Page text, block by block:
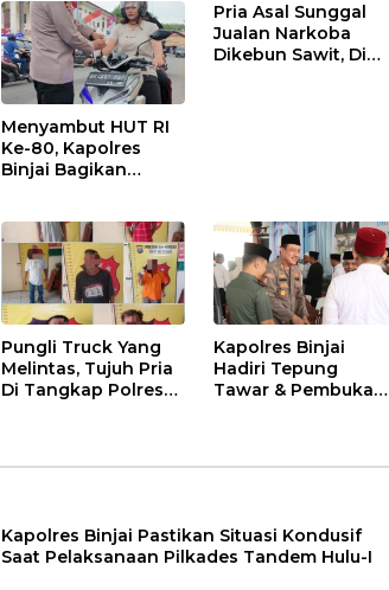
Utara
Menyambut HUT RI
Ke-80, Kapolres
Binjai Bagikan
Pria Asal Sunggal
Jualan Narkoba
Dikebun Sawit, Di
Pungli Truck Yang
Melintas, Tujuh Pria
Di Tangkap Polres
Kapolres Binjai
Hadiri Tepung
Tawar & Pembukaan
Kapolres Binjai Pastikan Situasi Kondusif
Saat Pelaksanaan Pilkades Tandem Hulu-I